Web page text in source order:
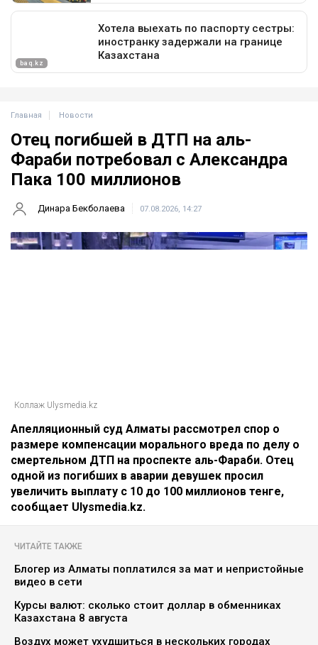
Главная Новости
Отец погибшей в ДТП на аль-
Фараби потребовал с Александра
Пака 100 миллионов
Динара Бекболаева 07.08.2026, 14:27
Коллаж Ulysmedia.kz
Апелляционный суд Алматы рассмотрел спор о
размере компенсации морального вреда по делу о
смертельном ДТП на проспекте аль-Фараби. Отец
одной из погибших в аварии девушек просил
увеличить выплату с 10 до 100 миллионов тенге,
сообщает Ulysmedia.kz.
ЧИТАЙТЕ ТАКЖЕ
Блогер из Алматы поплатился за мат и непристойные
видео в сети
Курсы валют: сколько стоит доллар в обменниках
Казахстана 8 августа
Воздух может ухудшиться в нескольких городах